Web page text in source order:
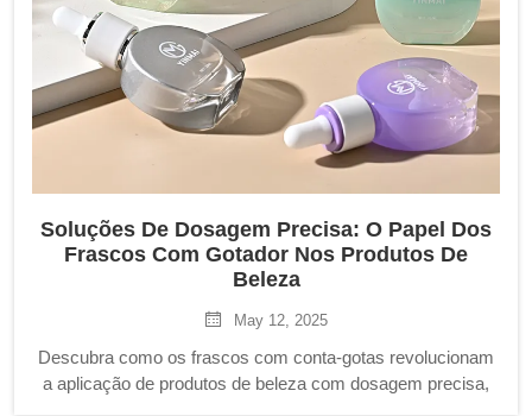
Soluções De Dosagem Precisa: O Papel Dos
Frascos Com Gotador Nos Produtos De
Beleza
May 12, 2025
Descubra como os frascos com conta-gotas revolucionam
a aplicação de produtos de beleza com dosagem precisa,